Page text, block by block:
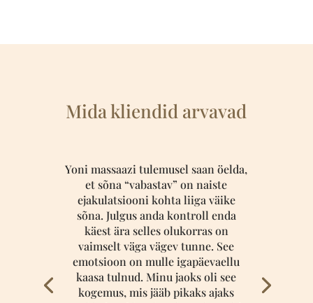
Mida kliendid arvavad
Yoni massaazi tulemusel saan öelda,
et sõna “vabastav” on naiste
ejakulatsiooni kohta liiga väike
sõna. Julgus anda kontroll enda
käest ära selles olukorras on
vaimselt väga vägev tunne. See
emotsioon on mulle igapäevaellu
kaasa tulnud. Minu jaoks oli see
kogemus, mis jääb pikaks ajaks